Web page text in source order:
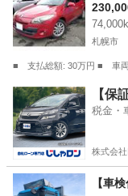
札幌市
■ 支払総額: 30万円 ■ 車
北海道 札幌市 そ
【保
税金・
株式会
【車